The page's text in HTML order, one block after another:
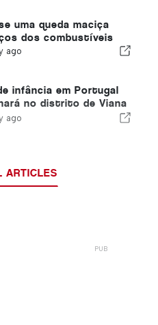
uma queda maciça
dos combustíveis
ago
infância em Portugal
no distrito de Viana
ago
ARTICLES